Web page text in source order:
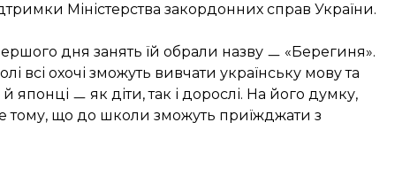
Міністерства закордонних справ України.
дня занять їй обрали назву ㅡ «Берегиня».
охочі зможуть вивчати українську мову та
японці ㅡ як діти, так і дорослі. На його думку,
тому, що до школи зможуть приїжджати з